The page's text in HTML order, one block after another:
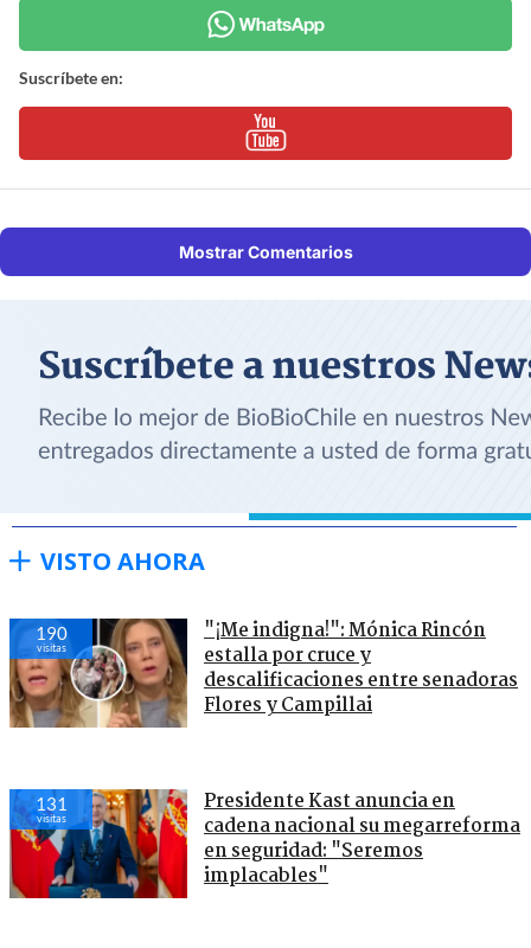
Suscríbete en:
Mostrar Comentarios
VISTO AHORA
190
visitas
"¡Me indigna!": Mónica Rincón
estalla por cruce y
descalificaciones entre senadoras
Flores y Campillai
131
visitas
Presidente Kast anuncia en
cadena nacional su megarreforma
en seguridad: "Seremos
implacables"